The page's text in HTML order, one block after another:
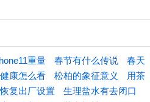
重量 春节有什么传说
春天
康怎么看 松柏的象征意义
用茶
复出厂设置
生理盐水有去闭口